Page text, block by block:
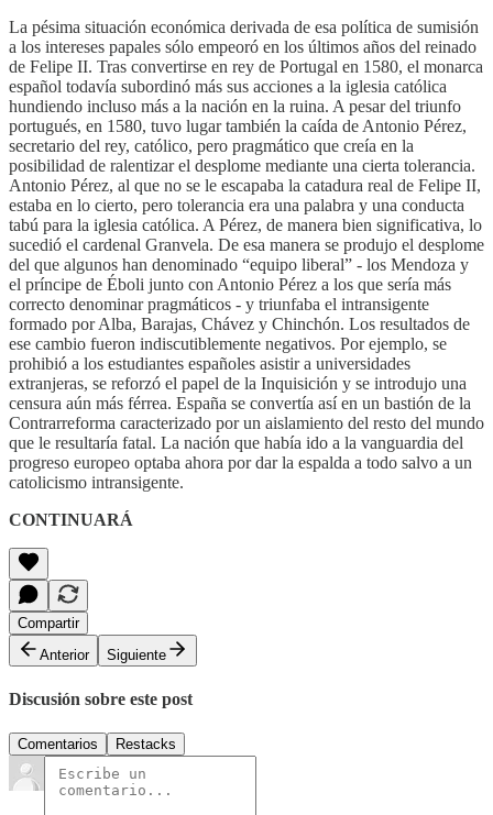
La pésima situación económica derivada de esa política de sumisión
a los intereses papales sólo empeoró en los últimos años del reinado
de Felipe II. Tras convertirse en rey de Portugal en 1580, el monarca
español todavía subordinó más sus acciones a la iglesia católica
hundiendo incluso más a la nación en la ruina. A pesar del triunfo
portugués, en 1580, tuvo lugar también la caída de Antonio Pérez,
secretario del rey, católico, pero pragmático que creía en la
posibilidad de ralentizar el desplome mediante una cierta tolerancia.
Antonio Pérez, al que no se le escapaba la catadura real de Felipe II,
estaba en lo cierto, pero tolerancia era una palabra y una conducta
tabú para la iglesia católica. A Pérez, de manera bien significativa, lo
sucedió el cardenal Granvela. De esa manera se produjo el desplome
del que algunos han denominado “equipo liberal” - los Mendoza y
el príncipe de Éboli junto con Antonio Pérez a los que sería más
correcto denominar pragmáticos - y triunfaba el intransigente
formado por Alba, Barajas, Chávez y Chinchón. Los resultados de
ese cambio fueron indiscutiblemente negativos. Por ejemplo, se
prohibió a los estudiantes españoles asistir a universidades
extranjeras, se reforzó el papel de la Inquisición y se introdujo una
censura aún más férrea. España se convertía así en un bastión de la
Contrarreforma caracterizado por un aislamiento del resto del mundo
que le resultaría fatal. La nación que había ido a la vanguardia del
progreso europeo optaba ahora por dar la espalda a todo salvo a un
catolicismo intransigente.
CONTINUARÁ
Compartir
Anterior
Siguiente
Discusión sobre este post
Comentarios Restacks